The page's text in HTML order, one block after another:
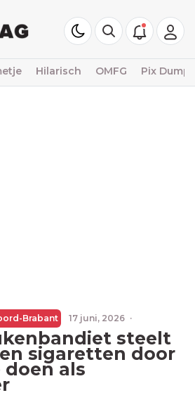
Hilarisch OMFG Pix Dump
Brabant 17 juni, 2026 ·
steelt
sigaretten door
als